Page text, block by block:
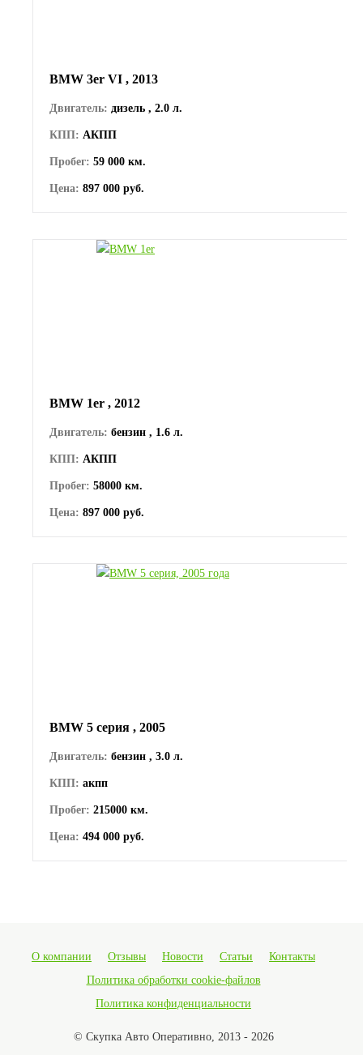
BMW 3er VI , 2013
Двигатель: дизель , 2.0 л.
КПП: АКПП
Пробег: 59 000 км.
Цена: 897 000 руб.
BMW 1er , 2012
Двигатель: бензин , 1.6 л.
КПП: АКПП
Пробег: 58000 км.
Цена: 897 000 руб.
BMW 5 серия , 2005
Двигатель: бензин , 3.0 л.
КПП: акпп
Пробег: 215000 км.
Цена: 494 000 руб.
О компании Отзывы Новости Статьи
Контакты
Политика обработки cookie-файлов
Политика конфиденциальности
© Скупка Авто Оперативно, 2013 - 2026